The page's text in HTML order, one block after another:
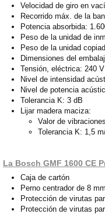
Velocidad de giro en
Recorrido máx. de la
Potencia absorbida:
Peso de la unidad de
Peso de la unidad
Dimensiones del
Tensión, eléctrica: 240 V
Nivel de intensidad
Nivel de potencia
Tolerancia K: 3 dB
Lijar madera maciza:
Valor de
Tolerancia K: 1,5
La Bosch GMF 1600 CE
Caja de cartón
Perno centrador de 8
Protección de virutas
Protección de virutas